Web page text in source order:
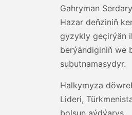
Gahryman
Hazar deňziniň
gyzykly geçirýän
berýändiginiň we
subutnamasydyr.
Halkymyza
Lideri,
bolsun aýdýarys.